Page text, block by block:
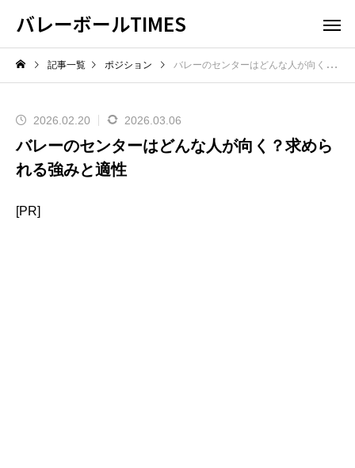
バレーボールTIMES
記事一覧 ポジション バレーのセンターはどんな人が向く？求められる強みと適性
2026.02.20 2026.03.06
バレーのセンターはどんな人が向く？求めら
れる強みと適性
[PR]